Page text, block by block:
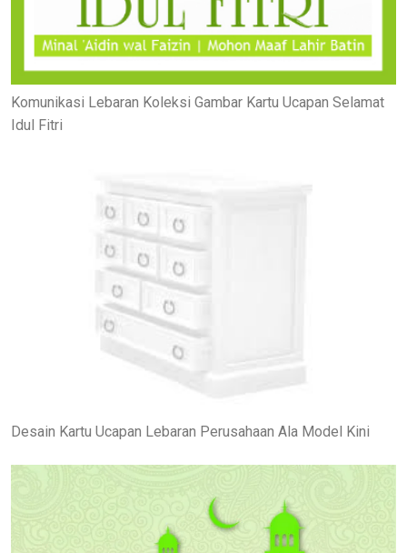
Komunikasi Lebaran Koleksi Gambar Kartu Ucapan Selamat
Idul Fitri
Desain Kartu Ucapan Lebaran Perusahaan Ala Model Kini